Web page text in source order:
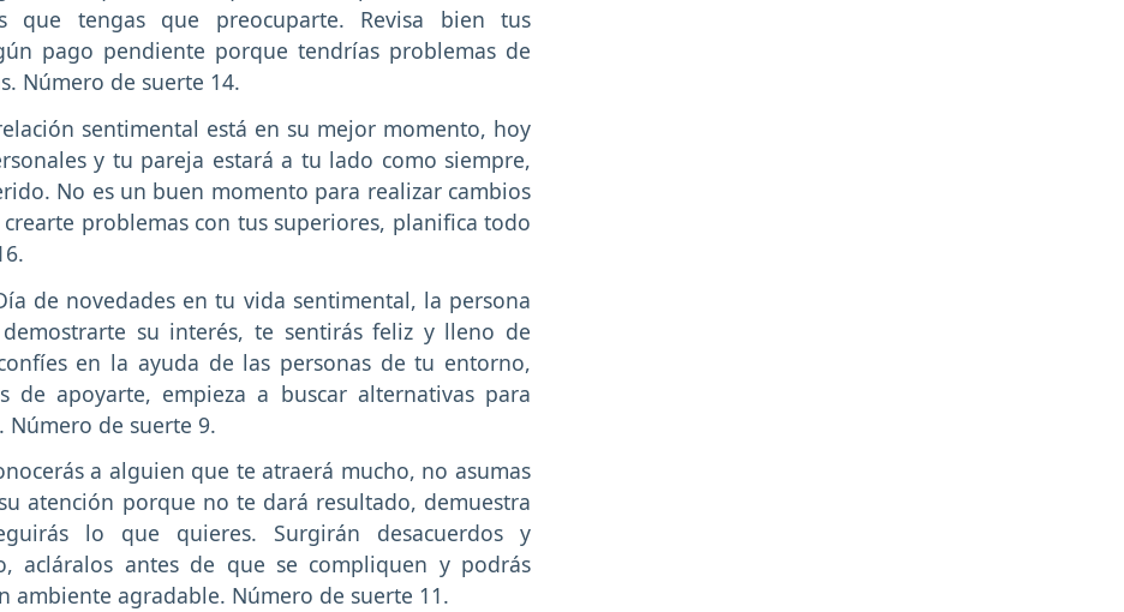
tengas que preocuparte. Revisa bien tus
pago pendiente porque tendrías problemas de
Número de suerte 14.
sentimental está en su mejor momento, hoy
y tu pareja estará a tu lado como siempre,
No es un buen momento para realizar cambios
problemas con tus superiores, planifica todo
de novedades en tu vida sentimental, la persona
su interés, te sentirás feliz y lleno de
en la ayuda de las personas de tu entorno,
de apoyarte, empieza a buscar alternativas para
Número de suerte 9.
a alguien que te atraerá mucho, no asumas
atención porque no te dará resultado, demuestra
lo que quieres. Surgirán desacuerdos y
acláralos antes de que se compliquen y podrás
agradable. Número de suerte 11.